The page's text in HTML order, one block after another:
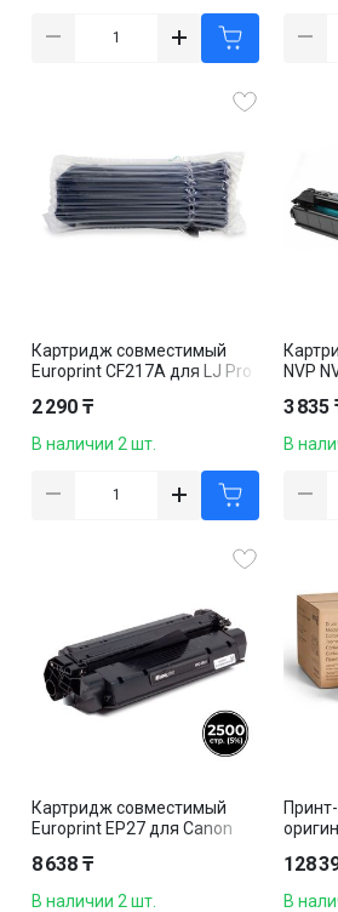
Картридж совместимый
Europrint CF217A для LJ Pro
M130a/M130fn/130fw/130n
w, черный
2 290 ₸
В наличии 2 шт.
NVP
3015/
3 835
В
Картридж совместимый
Europrint EP27 для Canon
3200/MF3110/3220/3240/55
30/5630/5730, черный
8 638 ₸
В наличии 2 шт.
5X/
128
В